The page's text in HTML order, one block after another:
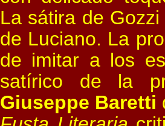
La sátira de
de Luciano. La
de imitar a los
satírico de la
Giuseppe Baretti